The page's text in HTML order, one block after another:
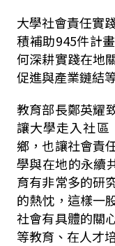
大學社會責任實
積補助945件計
何深耕實踐在地
促進與產業鏈結
教育部長鄭英耀
讓大學走入社
鄉，也讓社會責
學與在地的永續
育有非常多的研
的熱忱，這樣一
社會有具體的關
等教育、在人才